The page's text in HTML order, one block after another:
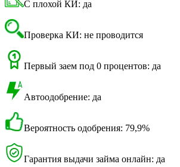
С плохой КИ: да
Проверка КИ: не проводится
Первый заем под 0 процентов: да
Автоодобрение: да
Вероятность одобрения: 79,9%
Гарантия выдачи займа онлайн: да